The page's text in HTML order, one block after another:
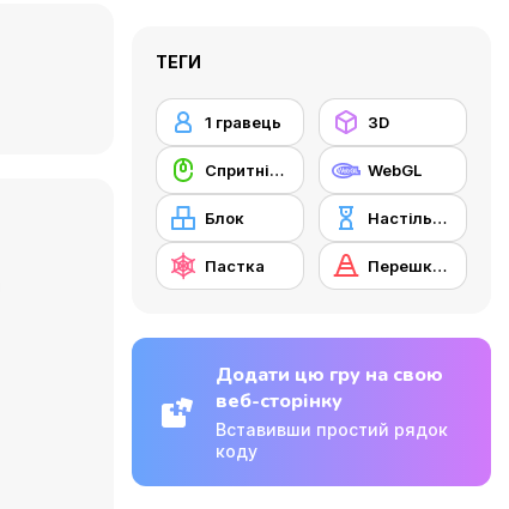
ТЕГИ
1 гравець 3D
Cпритність миші WebGL
Блок Настільні ігри,
Пастка Перешкода
Додати цю гру на свою
веб-сторінку
Вставивши простий рядок
коду